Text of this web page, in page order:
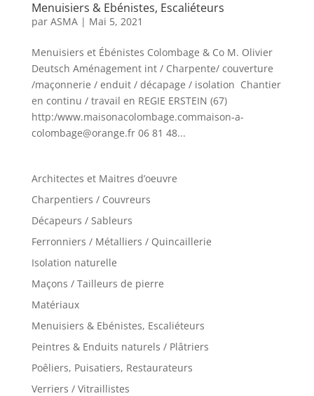
Menuisiers & Ebénistes, Escaliéteurs
par ASMA| Mai 5, 2021
Menuisiers et Ébénistes Colombage & Co M. Olivier
Deutsch Aménagement int / Charpente/ couverture
/maçonnerie / enduit / décapage / isolation Chantier
en continu / travail en REGIE ERSTEIN (67)
http:/www.maisonacolombage.commaison-a-
colombage@orange.fr 06 81 48...
Architectes et Maitres d’oeuvre
Charpentiers / Couvreurs
Décapeurs / Sableurs
Ferronniers / Métalliers / Quincaillerie
Isolation naturelle
Maçons / Tailleurs de pierre
Matériaux
Menuisiers & Ebénistes, Escaliéteurs
Peintres & Enduits naturels / Plâtriers
Poêliers, Puisatiers, Restaurateurs
Verriers / Vitraillistes